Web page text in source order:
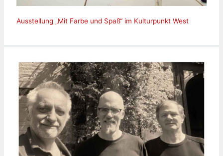
Ausstellung „Mit Farbe und Spaß“ im Kulturpunkt West